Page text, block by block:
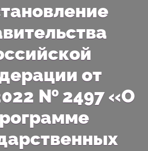
от
№ 2497 «О